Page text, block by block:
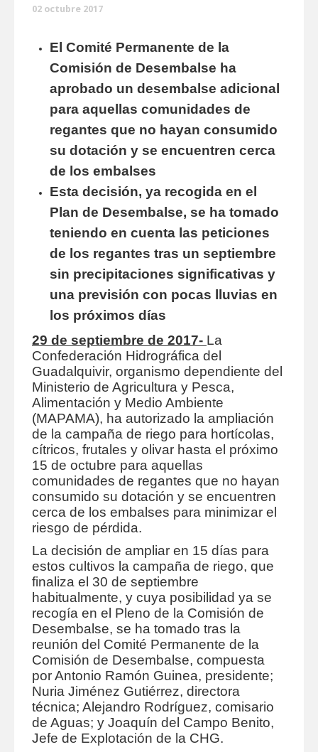
02 octubre 2017
El Comité Permanente de la
Comisión de Desembalse ha
aprobado un desembalse adicional
para aquellas comunidades de
regantes que no hayan consumido
su dotación y se encuentren cerca
de los embalses
Esta decisión, ya recogida en el
Plan de Desembalse, se ha tomado
teniendo en cuenta las peticiones
de los regantes tras un septiembre
sin precipitaciones significativas y
una previsión con pocas lluvias en
los próximos días
29 de septiembre de 2017- La
Confederación Hidrográfica del
Guadalquivir, organismo dependiente del
Ministerio de Agricultura y Pesca,
Alimentación y Medio Ambiente
(MAPAMA), ha autorizado la ampliación
de la campaña de riego para hortícolas,
cítricos, frutales y olivar hasta el próximo
15 de octubre para aquellas
comunidades de regantes que no hayan
consumido su dotación y se encuentren
cerca de los embalses para minimizar el
riesgo de pérdida.
La decisión de ampliar en 15 días para
estos cultivos la campaña de riego, que
finaliza el 30 de septiembre
habitualmente, y cuya posibilidad ya se
recogía en el Pleno de la Comisión de
Desembalse, se ha tomado tras la
reunión del Comité Permanente de la
Comisión de Desembalse, compuesta
por Antonio Ramón Guinea, presidente;
Nuria Jiménez Gutiérrez, directora
técnica; Alejandro Rodríguez, comisario
de Aguas; y Joaquín del Campo Benito,
Jefe de Explotación de la CHG.